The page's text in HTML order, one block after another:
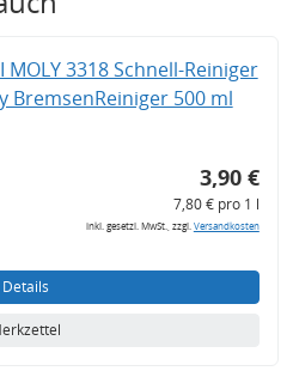
MOLY 3318 Schnell-Reiniger
BremsenReiniger 500 ml
3,90 €
7,80 € pro 1 l
inkl. gesetzl. MwSt., zzgl.Versandkosten
Details